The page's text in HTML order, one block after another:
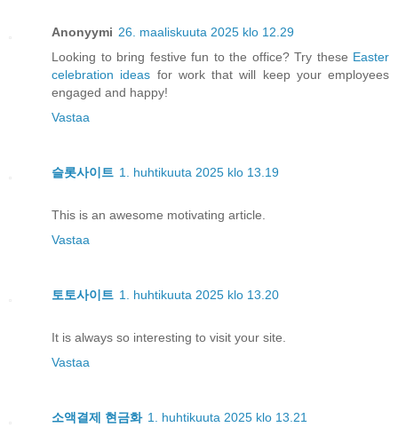
Anonyymi 26. maaliskuuta 2025 klo 12.29
Looking to bring festive fun to the office? Try these Easter
celebration ideas for work that will keep your employees
engaged and happy!
Vastaa
슬롯사이트 1. huhtikuuta 2025 klo 13.19
This is an awesome motivating article.
Vastaa
토토사이트 1. huhtikuuta 2025 klo 13.20
It is always so interesting to visit your site.
Vastaa
소액결제 현금화 1. huhtikuuta 2025 klo 13.21